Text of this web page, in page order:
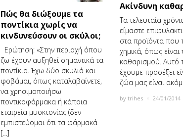
Πώς θα διώξουμε τα
ποντίκια χωρίς να
κινδυνεύσουν οι σκύλοι;
Ερώτηση: «Στην περιοχή όπου
ζω έχουν αυξηθεί σημαντικά τα
ποντίκια. Έχω δύο σκυλιά και
φοβάμαι, όπως καταλαβαίνετε,
να χρησιμοποιήσω
ποντικοφάρµακα ή κάποια
εταιρεία µυοκτονίας (δεν
εμπιστεύομαι ότι τα φάρμακά
[…]
Ακίνδυνη
Τα τελευταία
είµαστε
στα προϊόντα που
χηµικά, όπως είναι
καθαρισµού. Αυτό
έχουµε προσέξει
ζώα µας είναι
by trihes 24/01/2014